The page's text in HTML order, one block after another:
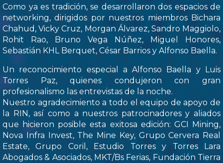
Como ya es tradición, se desarrollaron dos espacios de
networking, dirigidos por nuestros miembros Bichara
Chahud, Vicky Cruz, Morgan Álvarez, Sandro Maggiolo,
Rohit Rao, Bruno Vega Núñez, Miguel Honores,
Sebastián KHL Berquet, César Barrios y Alfonso Baella.
Un reconocimiento especial a Alfonso Baella y Luis
Torres Paz, quienes condujeron con gran
profesionalismo las entrevistas de la noche.
Nuestro agradecimiento a todo el equipo de apoyo de
la RIN, así como a nuestros patrocinadores y aliados
que hicieron posible esta exitosa edición: GCI Mining,
Nova Infra Invest, The Mine Key, Grupo Cervera Real
Estate, Grupo Coril, Estudio Torres y Torres Lara
Abogados & Asociados, MKT/Bs Ferias, Fundación Tierra